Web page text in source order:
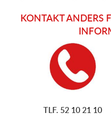
KONTAKT ANDERS
TLF. 5210 21 10